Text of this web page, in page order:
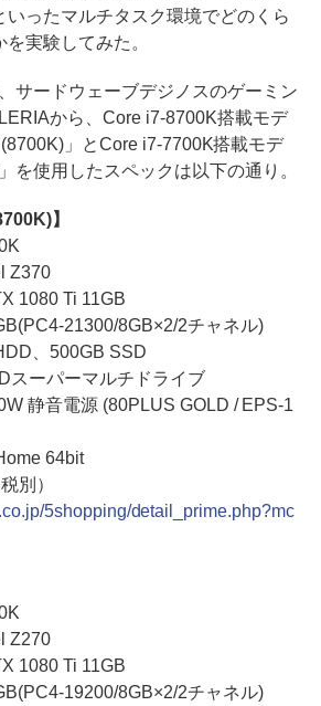
いったマルチタスク環境でどのくら
実験してみた。
サードウェーブデジノスのゲーミン
から、Core i7-8700K搭載モデ
」とCore i7-7700K搭載モデ
を使用したスペックは以下の通り。
】
Z370
1080 Ti 11GB
21300/8GB×2/2チャネル)
、500GB SSD
スーパーマルチドライブ
静音電源 (80PLUS GOLD / EPS-1
64bit
別）
5shopping/detail_prime.php?mc
Z270
1080 Ti 11GB
19200/8GB×2/2チャネル)